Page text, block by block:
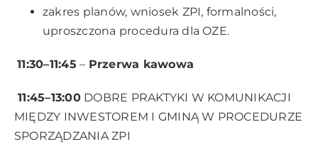
zakres planów, wniosek ZPI, formalności,
uproszczona procedura dla OZE.
11:30–11:45 – Przerwa kawowa
11:45–13:00DOBRE PRAKTYKI W KOMUNIKACJI
MIĘDZY INWESTOREM I GMINĄ W PROCEDURZE
SPORZĄDZANIA ZPI